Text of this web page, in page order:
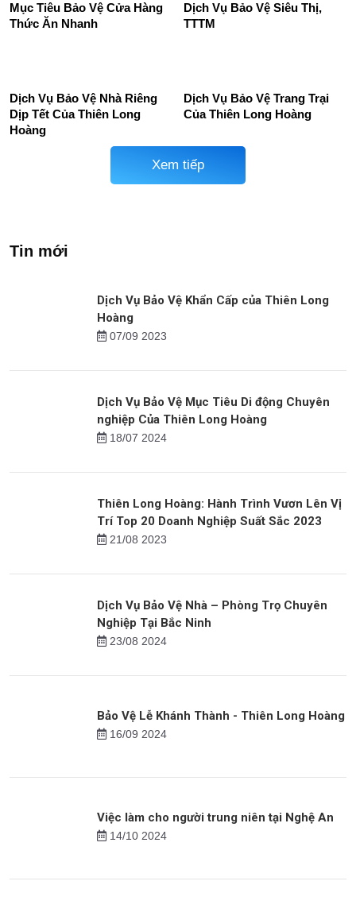
Dich Vụ Bảo Vệ Cửa Hàng
Dịch vụ bảo vệ uy tín tại Bắc
Mục Tiêu Bảo Vệ Cửa Hàng
Thức Ăn Nhanh
Dịch Vụ Bảo Vệ Siêu Thị,
Hoàng
Tin mới
Dịch Vụ Bảo Vệ Khẩn Cấp của Thiên Long
Hoàng
Dịch Vụ Bảo Vệ Mục Tiêu Di động Chuyên
nghiệp Của Thiên Long Hoàng
Thiên Long Hoàng: Hành Trình Vươn Lên Vị
Trí Top 20 Doanh Nghiệp Suất Sắc 2023
Dịch Vụ Bảo Vệ Nhà – Phòng Trọ Chuyên
Nghiệp Tại Bắc Ninh
Bảo Vệ Lễ Khánh Thành - Thiên Long Hoàng